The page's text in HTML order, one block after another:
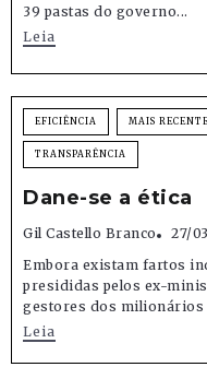
39 pastas do governo...
Leia
EFICIÊNCIA MAIS
TRANSPARÊNCIA
Dane-se a ética
Gil Castello Branco
27/
Embora existam fartos
presididas pelos ex-
gestores dos milionários
Leia